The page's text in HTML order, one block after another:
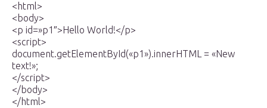
<html>
<body>
<p id=»p1″>Hello World!</p>
<script>
document.getElementById(«p1»).innerHTML = «New
text!»;
</script>
</body>
</html>